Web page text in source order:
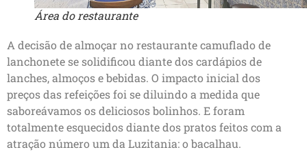
Área do restaurante
A decisão de almoçar no restaurante camuflado de
lanchonete se solidificou diante dos cardápios de
lanches, almoços e bebidas. O impacto inicial dos
preços das refeições foi se diluindo a medida que
saboreávamos os deliciosos bolinhos. E foram
totalmente esquecidos diante dos pratos feitos com a
atração número um da Luzitania: o bacalhau.